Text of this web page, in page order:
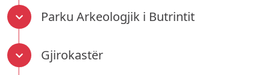
Parku Arkeologjik i Butrintit
Gjirokastër